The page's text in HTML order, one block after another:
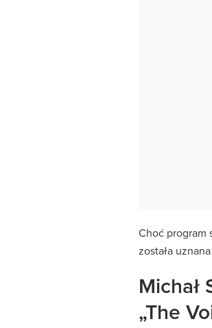
Choć program
została
Michał
„The